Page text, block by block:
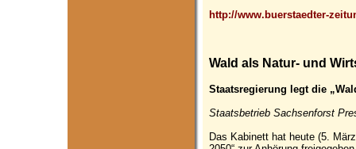
http://www.buerstaedter-
Wald als Natur- und
Staatsregierung legt die
Staatsbetrieb Sachsenforst
Das Kabinett hat heute (5.